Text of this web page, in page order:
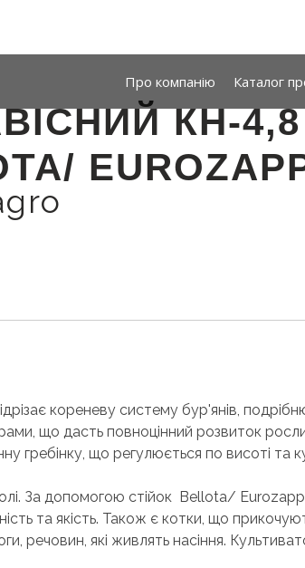
Про компанію Каталог
КН-4,8
кореневу систему бур'янів,
що дасть повноцінний розвиток
гребінку, що регулюється по висоті та
За допомогою стійок Bellota/
та якість. Також є котки, що
речовин, які живлять насіння.